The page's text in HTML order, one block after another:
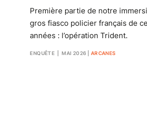
Première partie de notre
gros fiasco policier français de
années : l’opération Trident.
ENQUÊTE | MAI 2026 ARCANES